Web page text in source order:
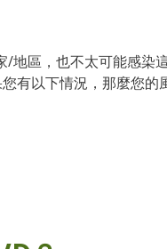
/地區，也不太可能感染
有以下情況，那麼您的